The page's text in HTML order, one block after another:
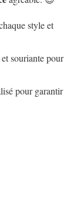
style et
souriante pour
pour garantir